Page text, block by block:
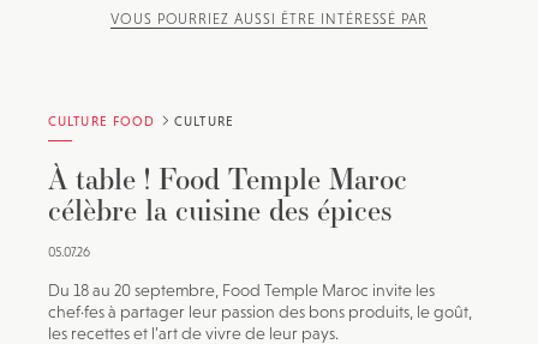
VOUS POURRIEZ AUSSI ÊTRE INTÉRESSÉ PAR
CULTURE FOOD CULTURE
À table ! Food Temple Maroc
célèbre la cuisine des épices
05.07.26
Du 18 au 20 septembre, Food Temple Maroc invite les
chef·fes à partager leur passion des bons produits, le goût,
les recettes et l’art de vivre de leur pays.